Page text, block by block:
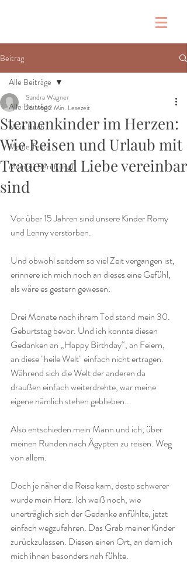
Beitrag
Alle Beiträge
Mein Buch
Meine Texte
Mein(e) Beruf(ung)
Alle Beiträge
Sternenkinder im Herzen:
Wie Reisen und Urlaub mit
Trauer und Liebe vereinbar
sind
Sandra Wagner
26. Mai2 Min. Lesezeit
Vor über 15 Jahren sind unsere Kinder Romy
und Lenny verstorben.
Und obwohl seitdem so viel Zeit vergangen ist,
erinnere ich mich noch an dieses eine Gefühl,
als wäre es gestern gewesen:
Drei Monate nach ihrem Tod stand mein 30.
Geburtstag bevor. Und ich konnte diesen
Gedanken an „Happy Birthday“, an Feiern,
an diese "heile Welt" einfach nicht ertragen.
Während sich die Welt der anderen da
draußen einfach weiterdrehte, war meine
eigene nämlich stehen geblieben...
Also entschieden mein Mann und ich, über
meinen Runden nach Ägypten zu reisen. Weg
von allem.
Doch je näher die Reise kam, desto schwerer
wurde mein Herz. Ich weiß noch, wie
unerträglich sich der Gedanke anfühlte, jetzt
einfach wegzufahren. Das Grab meiner Kinder
zurückzulassen. Diesen einen Ort, an dem ich
mich ihnen besonders nah fühlte.